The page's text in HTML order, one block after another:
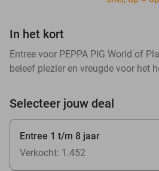
In het kort
Entree voor PEPPA PIG World of
beleef plezier en vreugde voor het
Selecteer jouw deal
Entree 1 t/m 8 jaar
Verkocht: 1.452